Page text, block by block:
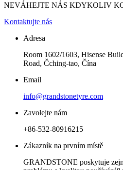
NEVÁHEJTE NÁS KDYKOLIV
Kontaktujte nás
Adresa
Room 1602/1603, Hisense
Road, Čching-tao, Čína
Email
info@grandstonetyre.com
Zavolejte nám
+86-532-80916215
Zákazník na prvním místě
GRANDSTONE poskytuje